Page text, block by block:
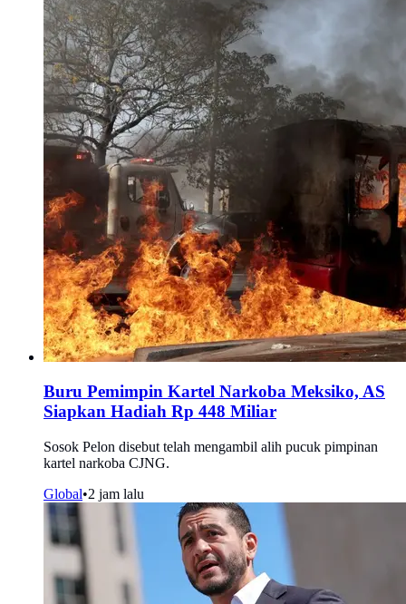
Buru Pemimpin Kartel Narkoba Meksiko, AS
Siapkan Hadiah Rp 448 Miliar
Sosok Pelon disebut telah mengambil alih pucuk pimpinan
kartel narkoba CJNG.
Global•2 jam lalu